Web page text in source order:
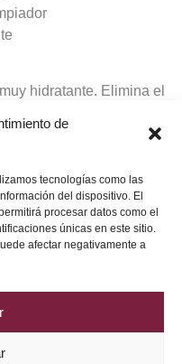
de
tecnologías como las
del dispositivo. El
procesar datos como el
únicas en este sitio.
afectar negativamente a
hidratante. Elimina el
y limpia el rostro
con un paño
mañana y noche,